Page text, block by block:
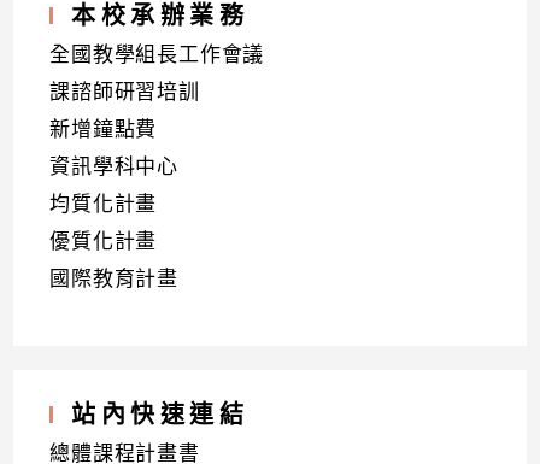
本校承辦業務
全國教學組長工作會議
課諮師研習培訓
新增鐘點費
資訊學科中心
均質化計畫
優質化計畫
國際教育計畫
站內快速連結
總體課程計畫書